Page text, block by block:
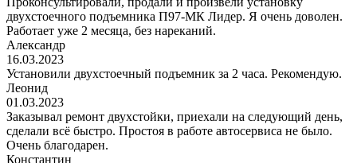
двухстоечного подъемника П97-МК Лидер. Я очень доволен.
Работает уже 2 месяца, без нареканий.
Александр
16.03.2023
Установили двухстоечный подъемник за 2 часа. Рекомендую.
Леонид
01.03.2023
Заказывал ремонт двухстойки, приехали на следующий день,
сделали всё быстро. Простоя в работе автосервиса не было.
Очень благодарен.
Константин